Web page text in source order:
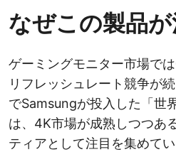
なぜこの製品
ゲーミングモニター市場で
リフレッシュレート競争が
でSamsungが投入した「世
は、4K市場が成熟しつつあ
ティアとして注目を集めてい